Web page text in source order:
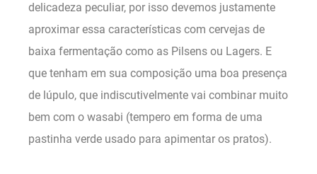
delicadeza peculiar, por isso devemos justamente
aproximar essa características com cervejas de
baixa fermentação como as Pilsens ou Lagers. E
que tenham em sua composição uma boa presença
de lúpulo, que indiscutivelmente vai combinar muito
bem com o wasabi (tempero em forma de uma
pastinha verde usado para apimentar os pratos).